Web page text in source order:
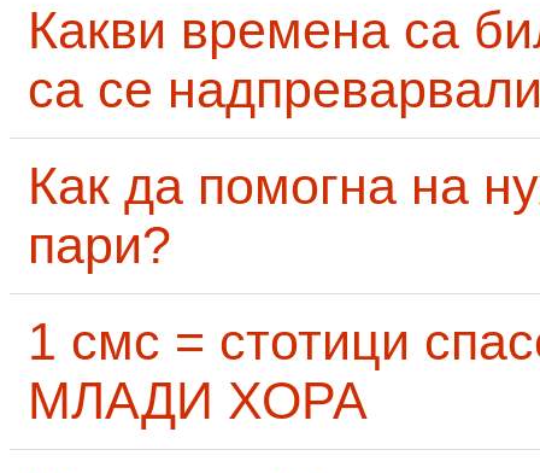
Какви времена са
са се
Как да помогна на
пари?
1 смс = стотици
МЛАДИ ХОРА